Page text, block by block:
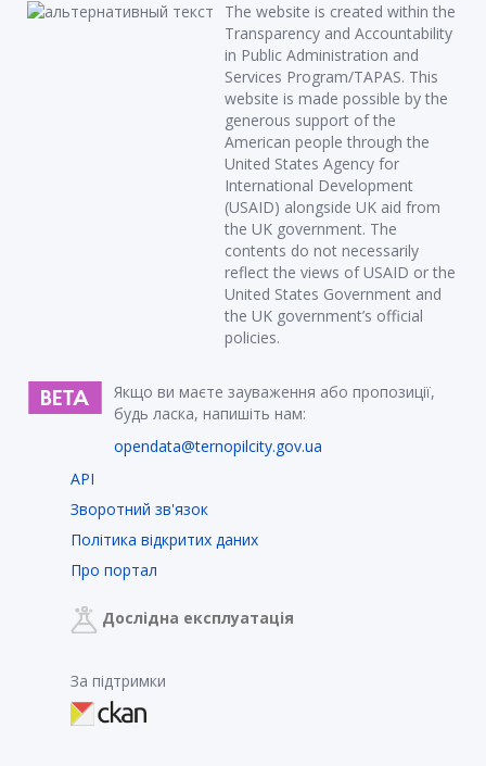
The website is created within the
Transparency and Accountability
in Public Administration and
Services Program/TAPAS. This
website is made possible by the
generous support of the
American people through the
United States Agency for
International Development
(USAID) alongside UK aid from
the UK government. The
contents do not necessarily
reflect the views of USAID or the
United States Government and
the UK government’s official
policies.
Якщо ви маєте зауваження або пропозиції,
будь ласка, напишіть нам:
opendata@ternopilcity.gov.ua
API
Зворотний зв'язок
Політика відкритих даних
Про портал
Дослідна експлуатація
За підтримки